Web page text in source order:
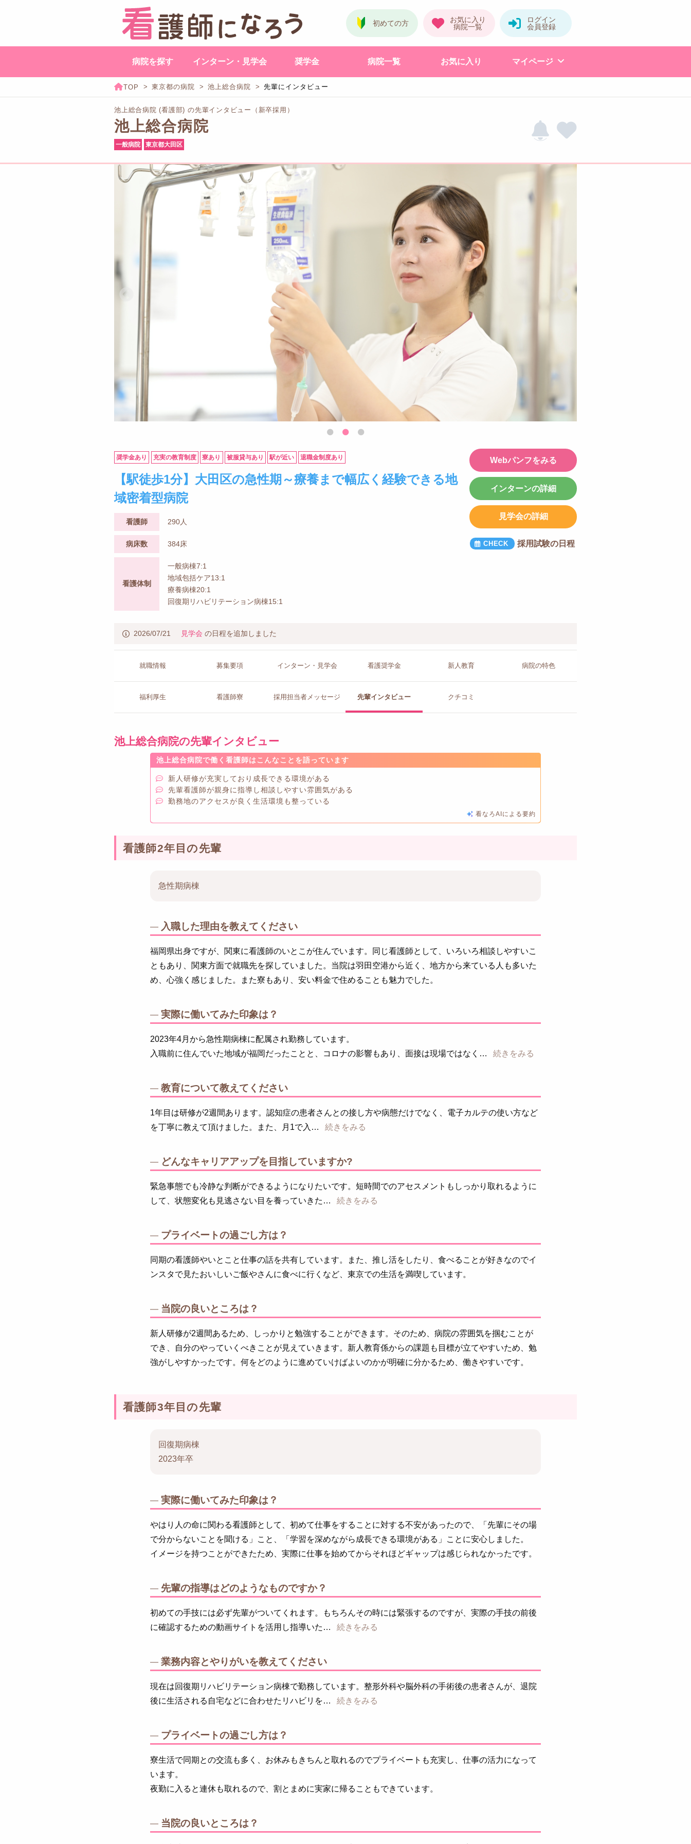
病院を探す インターン・見学会 奨学金 病院一覧 お気に入り マイページ
東京都の病院 池上総合病院 先輩にインタビュー
池上総合病院 (看護部) の先輩インタビュー（新卒採用）
池上総合病院
一般病院 東京都大田区
奨学金あり 充実の教育制度 寮あり 被服貸与あり 駅が近い 退職金制度あり
【駅徒歩1分】大田区の急性期～療養まで幅広く経験できる地
域密着型病院
看護師 290人
病床数 384床
看護体制
一般病棟7:1
地域包括ケア13:1
療養病棟20:1
回復期リハビリテーション病棟15:1
Webパンフをみる
インターンの詳細
見学会の詳細
採用試験の日程
2026/07/21 見学会 の日程を追加しました
就職情報 募集要項 インターン ・見学会 看護奨学金 新人教育 病院の特色
福利厚生 看護師寮 採用担当者メッセージ 先輩インタビュー クチコミ
池上総合病院の先輩インタビュー
池上総合病院で働く看護師はこんなことを語っています
新人研修が充実しており成長できる環境がある
先輩看護師が親身に指導し相談しやすい雰囲気がある
勤務地のアクセスが良く生活環境も整っている
看なろAIによる要約
看護師2年目の先輩
急性期病棟
入職した理由を教えてください
福岡県出身ですが、関東に看護師のいとこが住んでいます。同じ看護師として、いろいろ相談しやすいこ
ともあり、関東方面で就職先を探していました。当院は羽田空港から近く、地方から来ている人も多いた
め、心強く感じました。また寮もあり、安い料金で住めることも魅力でした。
実際に働いてみた印象は？
2023年4月から急性期病棟に配属され勤務しています。
入職前に住んでいた地域が福岡だったことと、コロナの影響もあり、面接は現場ではなく
続きをみる
教育について教えてください
1年目は研修が2週間あります。認知症の患者さんとの接し方や病態だけでなく、電子カルテの使い方など
を丁寧に教えて頂けました。また、月1で入
続きをみる
どんなキャリアアップを目指していますか?
緊急事態でも冷静な判断ができるようになりたいです。短時間でのアセスメントもしっかり取れるように
して、状態変化も見逃さない目を養っていきた
続きをみる
プライベートの過ごし方は？
同期の看護師やいとこと仕事の話を共有しています。また、推し活をしたり、食べることが好きなのでイ
ンスタで見たおいしいご飯やさんに食べに行くなど、東京での生活を満喫しています。
当院の良いところは？
新人研修が2週間あるため、しっかりと勉強することができます。そのため、病院の雰囲気を掴むことが
でき、自分のやっていくべきことが見えていきます。新人教育係からの課題も目標が立てやすいため、勉
強がしやすかったです。何をどのように進めていけばよいのかが明確に分かるため、働きやすいです。
看護師3年目の先輩
回復期病棟
2023年卒
実際に働いてみた印象は？
やはり人の命に関わる看護師として、初めて仕事をすることに対する不安があったので、「先輩にその場
で分からないことを聞ける」こと、「学習を深めながら成長できる環境がある」ことに安心しました。
イメージを持つことができたため、実際に仕事を始めてからそれほどギャップは感じられなかったです。
先輩の指導はどのようなものですか？
初めての手技には必ず先輩がついてくれます。もちろんその時には緊張するのですが、実際の手技の前後
に確認するための動画サイトを活用し指導いた
続きをみる
業務内容とやりがいを教えてください
現在は回復期リハビリテーション病棟で勤務しています。整形外科や脳外科の手術後の患者さんが、退院
後に生活される自宅などに合わせたリハビリを
続きをみる
プライベートの過ごし方は？
寮生活で同期との交流も多く、お休みもきちんと取れるのでプライベートも充実し、仕事の活力になって
います。
夜勤に入ると連休も取れるので、割とまめに実家に帰ることもできています。
当院の良いところは？